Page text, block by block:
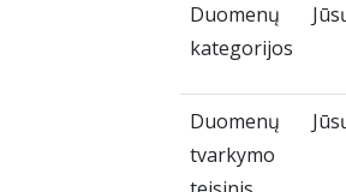
Duomenų
kategorijos
Duomenų
tvarkymo